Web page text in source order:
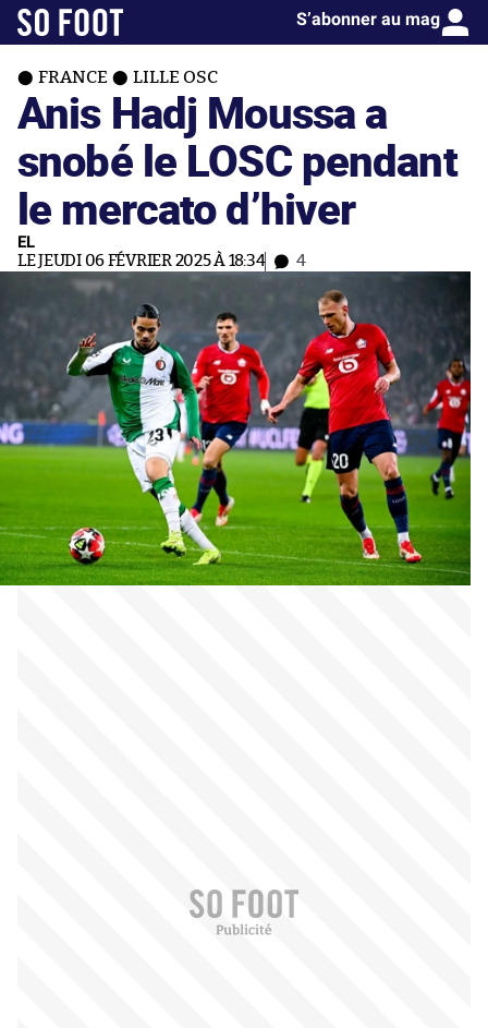
S’abonner au mag
FRANCE LILLE OSC
Anis Hadj Moussa a
snobé le LOSC pendant
le mercato d’hiver
EL
LE JEUDI 06 FÉVRIER 2025 À 18:34 4